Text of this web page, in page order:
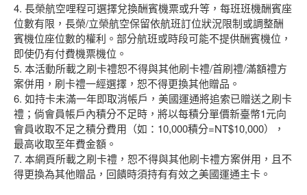
4. 長榮航空哩程可選擇兌換酬賓機票或升等，每班班機酬賓座
位數有限，長榮/立榮航空保留依航班訂位狀況限制或調整酬
賓機位座位數的權利。部分航班或時段可能不提供酬賓機位，
即使仍有付費機票機位。
5. 本活動所載之刷卡禮恕不得與其他刷卡禮/首刷禮/滿額禮方
案併用，刷卡禮一經選擇，恕不得更換其他贈品。
6. 如持卡未滿一年即取消帳戶，美國運通將追索已贈送之刷卡
禮；倘會員帳戶內積分不足時，將以每積分單價新臺幣1元向
會員收取不足之積分費用（如：10,000積分=NT$10,000），
最高收取至年費金額。
7. 本網頁所載之刷卡禮，恕不得與其他刷卡禮方案併用，且不
得更換為其他贈品，回饋時須持有有效之美國運通主卡。